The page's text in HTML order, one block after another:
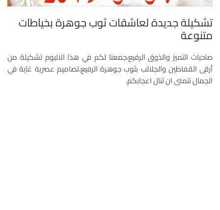
تشكيلة جديدة لعاشقات ثوب جوهرة بخياطات
متنوعة
صاحبات التميز والذوق الرفيع،جمعنا لكم في هذا الالبوم تشكيلة من
أرقى القفاطين والجلالب بثوب جوهرة الرفيع،تصاميم عصرية غاية في
الجمال نتمنى ان تنال اعجابكم.